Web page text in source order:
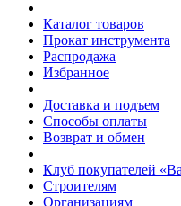
Каталог товаров
Прокат инструмента
Распродажа
Избранное
Доставка и подъем
Способы оплаты
Возврат и обмен
Клуб покупателей
Строителям
Организациям